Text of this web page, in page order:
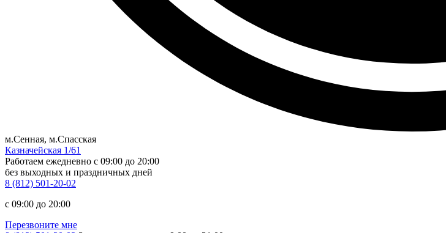
м.Сенная, м.Спасская
Казначейская 1/61
Работаем ежедневно c 09:00 до 20:00
без выходных и праздничных дней
8 (812) 501-20-02
c 09:00 до 20:00
Перезвоните мне